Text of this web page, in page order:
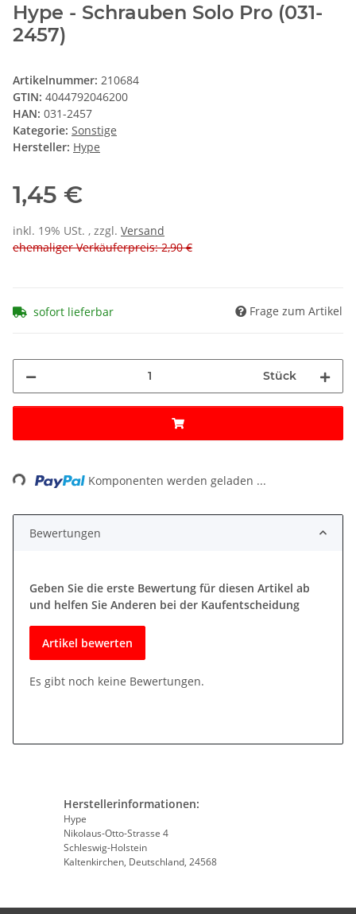
Hype - Schrauben Solo Pro (031-
2457)
Artikelnummer: 210684
GTIN: 4044792046200
HAN: 031-2457
Kategorie: Sonstige
Hersteller: Hype
1,45 €
inkl. 19% USt. , zzgl. Versand
ehemaliger Verkäuferpreis: 2,90 €
sofort lieferbar Frage zum Artikel
Stück
Komponenten werden geladen ...
Bewertungen
Geben Sie die erste Bewertung für diesen Artikel ab
und helfen Sie Anderen bei der Kaufentscheidung
Artikel bewerten
Es gibt noch keine Bewertungen.
Herstellerinformationen:
Hype
Nikolaus-Otto-Strasse 4
Schleswig-Holstein
Kaltenkirchen, Deutschland, 24568